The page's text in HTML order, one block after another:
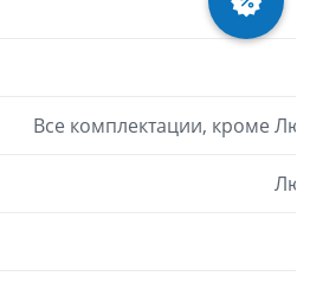
Все комплектации, кроме